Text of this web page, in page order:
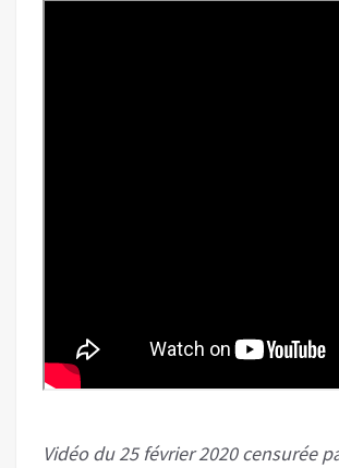
Vidéo du 25 février 2020 censurée